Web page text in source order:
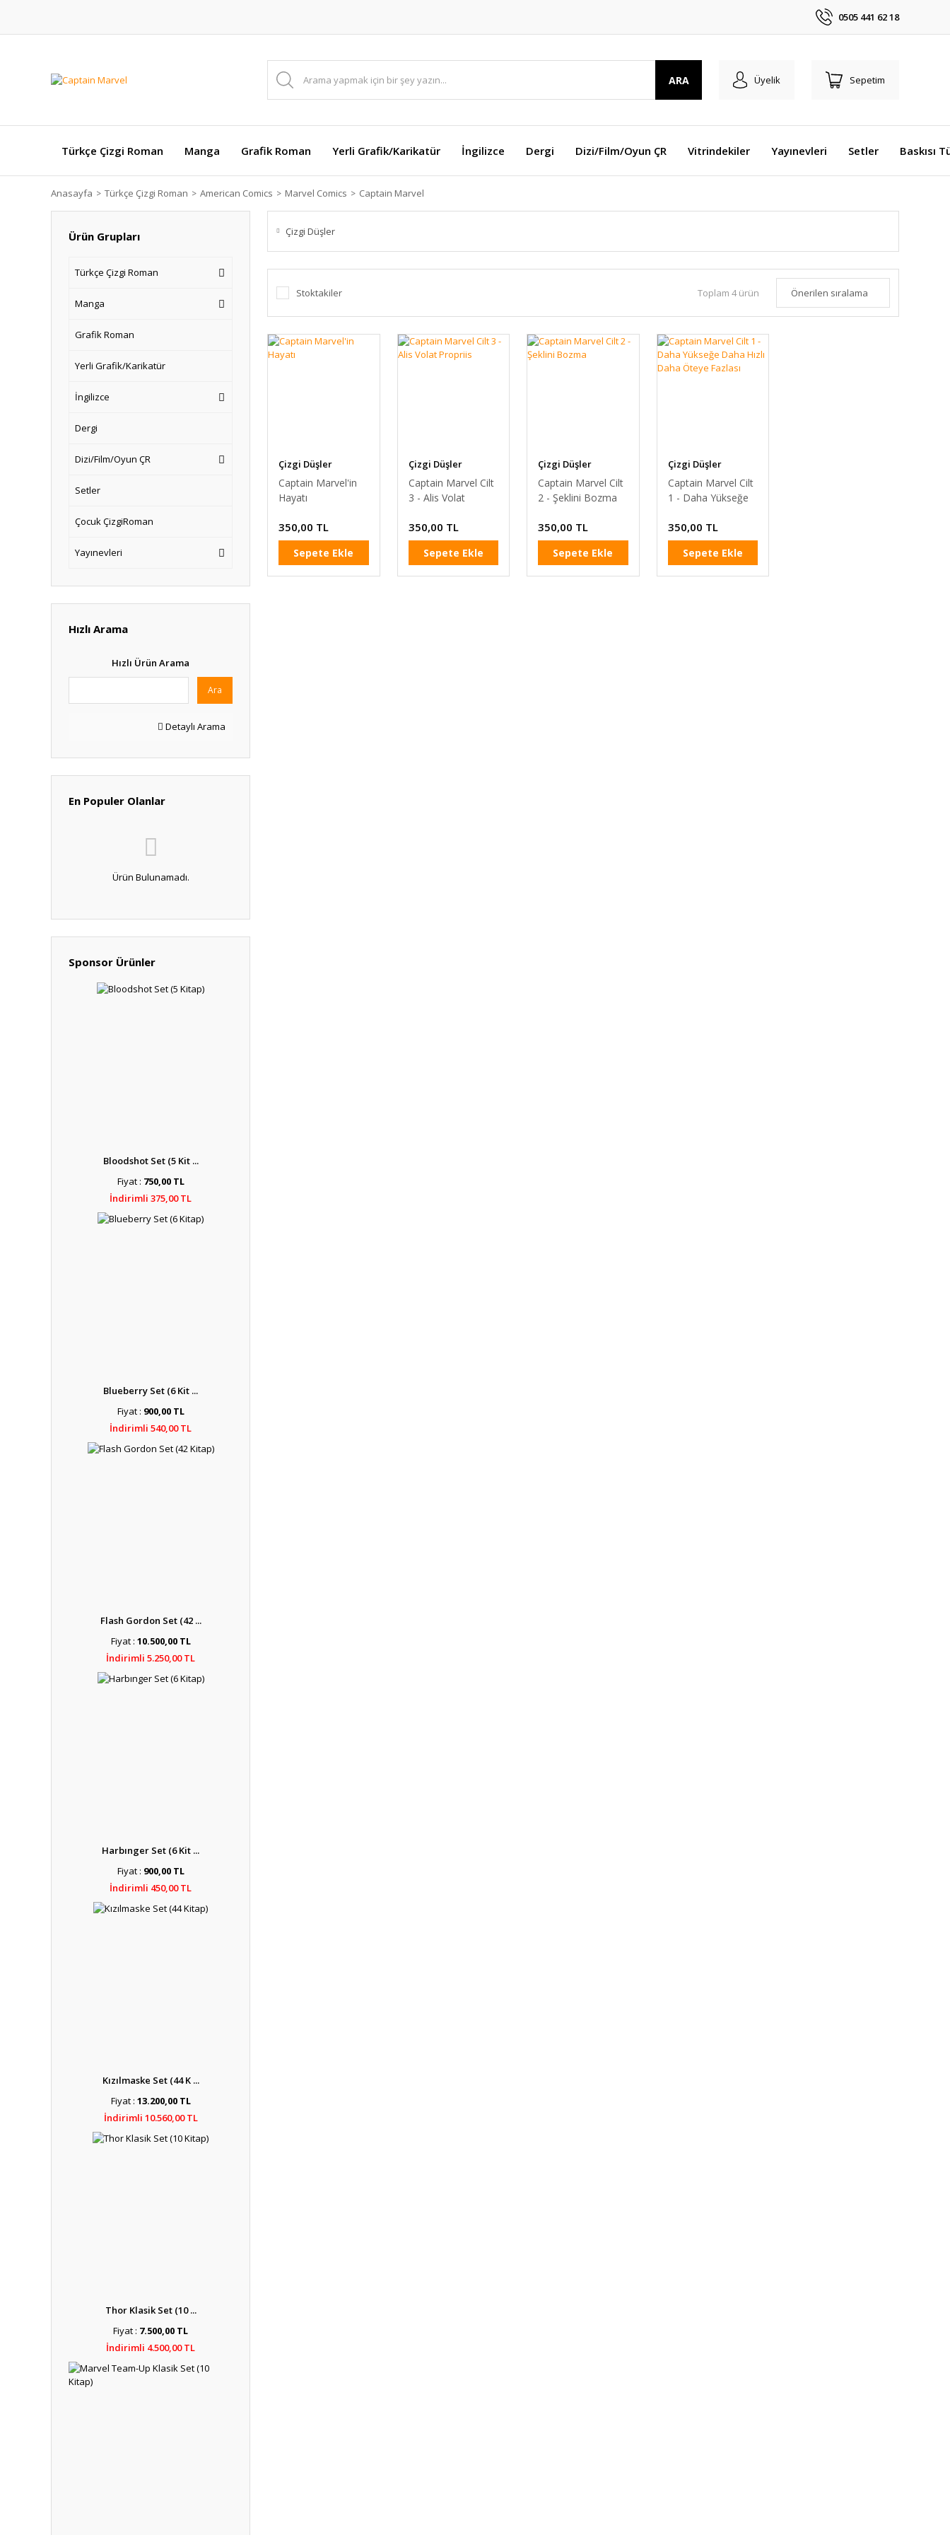
0505 441 62 18
ARA Üyelik Sepetim
Türkçe Çizgi Roman Manga Grafik Roman Yerli Grafik/Karikatür İngilizce Dergi Dizi/Film/Oyun ÇR Vitrindekiler Yayınevleri Setler Baskısı
Anasayfa Türkçe Çizgi Roman American Comics Marvel Comics Captain Marvel
Ürün Grupları
Türkçe Çizgi Roman
Manga
Grafik Roman
Yerli Grafik/Karikatür
İngilizce
Dergi
Dizi/Film/Oyun ÇR
Setler
Çocuk ÇizgiRoman
Yayınevleri
Hızlı Arama
Hızlı Ürün Arama
Ara
Detaylı Arama
En Populer Olanlar
Ürün Bulunamadı.
Sponsor Ürünler
Bloodshot Set (5 Kit ...
Fiyat : 750,00 TL
İndirimli 375,00 TL
Blueberry Set (6 Kit ...
Fiyat : 900,00 TL
İndirimli 540,00 TL
Flash Gordon Set (42 ...
Fiyat : 10.500,00 TL
İndirimli 5.250,00 TL
Harbınger Set (6 Kit ...
Fiyat : 900,00 TL
İndirimli 450,00 TL
Kızılmaske Set (44 K ...
Fiyat : 13.200,00 TL
İndirimli 10.560,00 TL
Thor Klasik Set (10 ...
Fiyat : 7.500,00 TL
İndirimli 4.500,00 TL
Çizgi Düşler
Stoktakiler Toplam 4 ürün
Çizgi Düşler
Captain Marvel'in
Hayatı
350,00 TL
Sepete Ekle
Çizgi Düşler
Captain Marvel Cilt
3 - Alis Volat
350,00 TL
Sepete Ekle
Çizgi Düşler
Captain Marvel Cilt
2 - Şeklini Bozma
350,00 TL
Sepete Ekle
Çizgi Düşler
Captain Marvel Cilt
1 - Daha Yükseğe
Öteye Fazlası
350,00 TL
Sepete Ekle